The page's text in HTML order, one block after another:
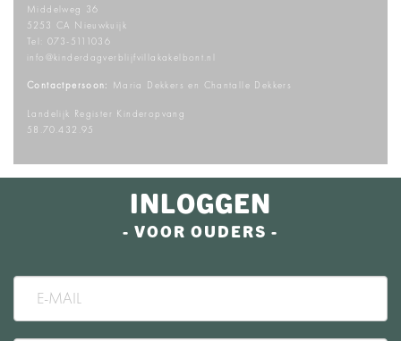
Middelweg 36
5253 CA Nieuwkuijk
Tel: 073-5111036
info@kinderdagverblijfvillakakelbont.nl
Contactpersoon: Maria Dekkers en Chantalle Dekkers
Landelijk Register Kinderopvang
58.70.432.95
INLOGGEN
- VOOR OUDERS -